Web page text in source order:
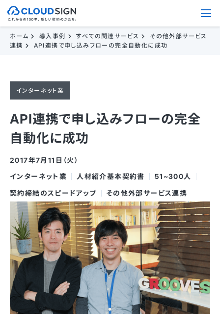
ホーム 導入事例 すべての関連サービス
その他外部サービス
連携
API連携で申し込みフローの完全自動化に成功
インターネット業
API連携で申し込みフローの完全
自動化に成功
2017年7月11日（火）
インターネット業
人材紹介基本契約書
51~300人
契約締結のスピードアップ
その他外部サービス連携